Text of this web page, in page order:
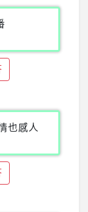
也感人